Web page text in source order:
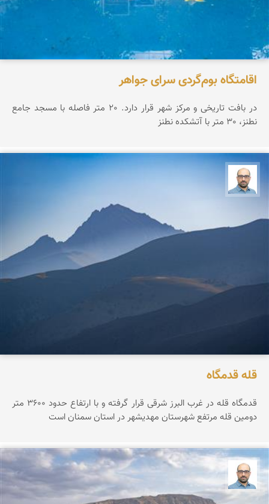
اقامتگاه بوم‌گردی سرای جواهر
در بافت تاریخی و مرکز شهر قرار دارد. 20 متر فاصله با مسجد جامع
نطنز، 30 متر با آتشکده نطنز
قله قدمگاه
قدمگاه قله در غرب البرز شرقی قرار گرفته و با ارتفاع حدود ۳۶0۰ متر
دومین قله مرتفع شهرستان مهدیشهر در استان سمنان است